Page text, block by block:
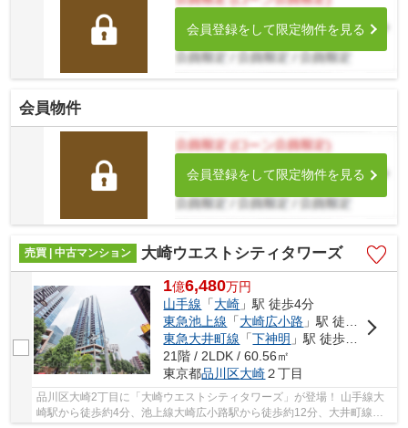
会員登録をして限定物件を見る
会員物件
会員登録をして限定物件を見る
売買 | 中古マンション 大崎ウエストシティタワーズ
1億6,480万円
山手線 「大崎 」駅 徒歩4分
東急池上線 「大崎広小路 」駅 徒歩12分
東急大井町線 「下神明 」駅 徒歩13分
21階 / 2LDK / 60.56㎡
東京都品川区大崎２丁目
品川区大崎2丁目に「大崎ウエストシティタワーズ」が登場！ 山手線大
崎駅から徒歩約4分、池上線大崎広小路駅から徒歩約12分、大井町線下